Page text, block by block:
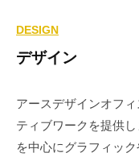
DESIGN
デザイン
アースデザインオフ
ティブワークを提供
を中心にグラフィッ